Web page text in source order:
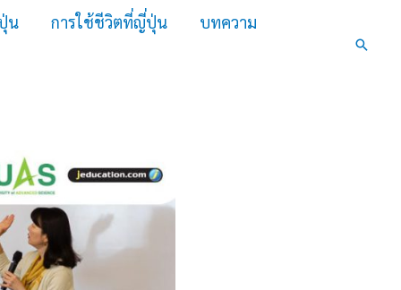
น การใช้ชีวิตที่ญี่ปุ่น
บทความ
Search